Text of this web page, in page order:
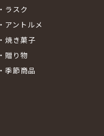
・ ラスク
・ アントルメ
・ 焼き菓子
・ 贈り物
・ 季節商品